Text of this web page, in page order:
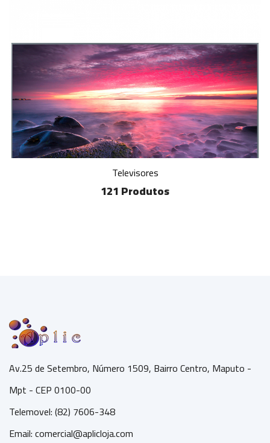
Televisores
121 Produtos
Av.25 de Setembro, Número 1509, Bairro Centro, Maputo -
Mpt - CEP 0100-00
Telemovel: (82) 7606-348
Email:comercial@aplicloja.com